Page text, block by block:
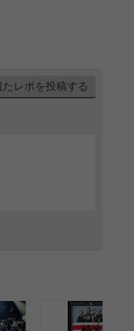
たレポを投稿する